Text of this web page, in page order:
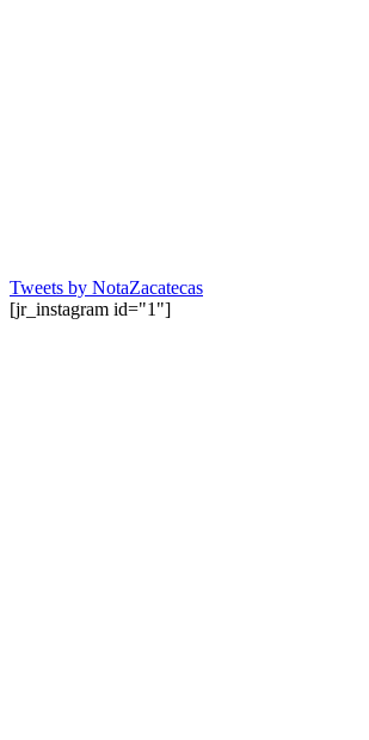
Tweets by NotaZacatecas
[jr_instagram id="1"]